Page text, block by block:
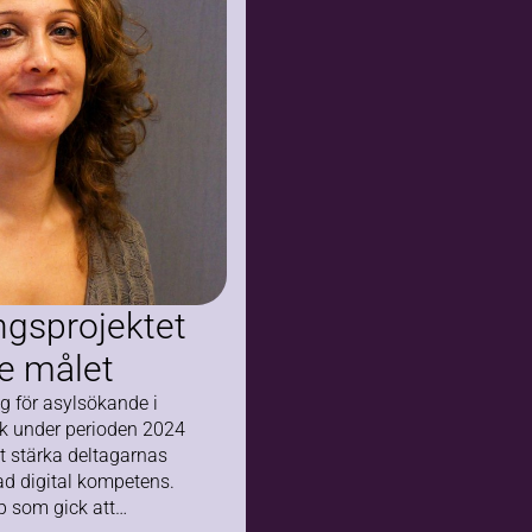
målet
för asylsökande i
under perioden 2024
stärka deltagarnas
digital kompetens.
som gick att…